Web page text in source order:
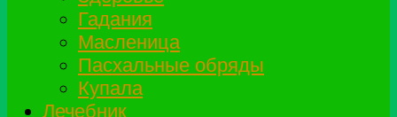
Гадания
Масленица
Пасхальные обряды
Купала
Лечебник